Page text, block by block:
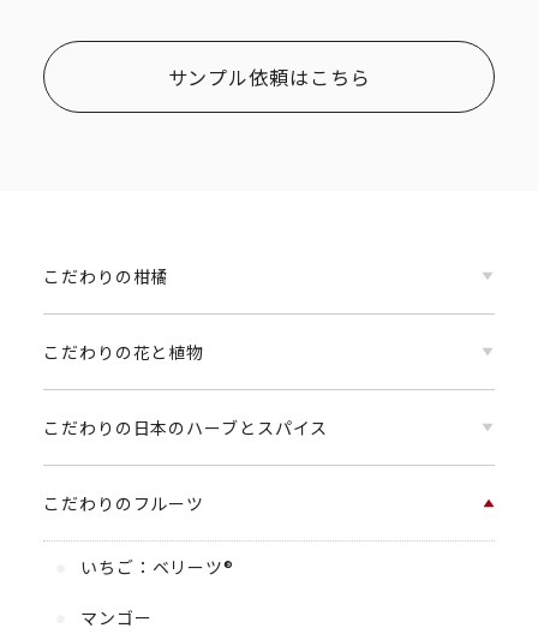
サンプル依頼はこちら
こだわりの柑橘
こだわりの花と植物
こだわりの日本のハーブとスパイス
こだわりのフルーツ
いちご：ベリーツ®
マンゴー